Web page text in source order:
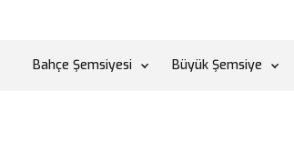
Bahçe Şemsiyesi Büyük Şemsiye